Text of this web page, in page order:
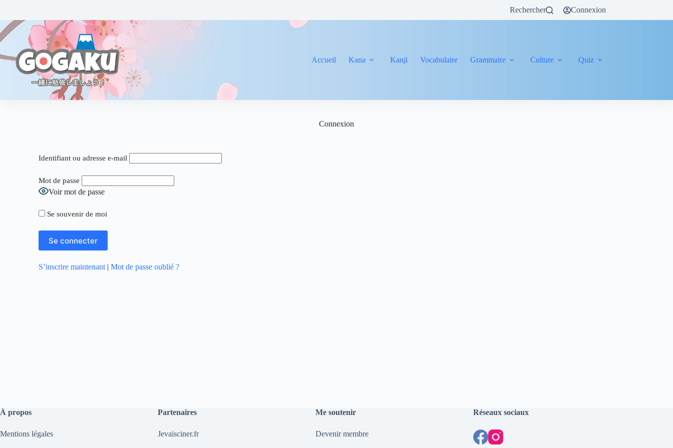
Rechercher Connexion
Accueil Kana Kanji Vocabulaire Grammaire Culture Quiz
Connexion
Identifiant ou adresse e-mail
Mot de passe
Voir mot de passe
Se souvenir de moi
S’inscrire maintenant |Mot de passe oublié ?
À propos
Mentions légales
Partenaires
Jevaisciner.fr
Me soutenir
Devenir membre
Réseaux sociaux